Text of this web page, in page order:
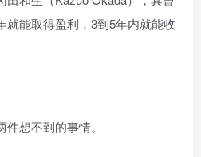
就能取得盈利，3到5年内就能收
想不到的事情。